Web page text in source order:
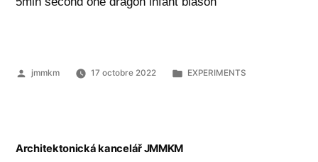
Publié
jmmkm 17 octobre 2022
Publié
EXPERIMENTS
Architektonická kancelář JMMKM